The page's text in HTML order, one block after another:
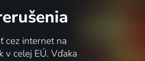
cez internet na
v celej EÚ. Vďaka